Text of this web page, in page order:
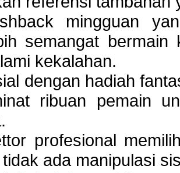
mingguan
semangat bermain
kekalahan.
dengan hadiah
ribuan pemain
profesional
ada manipulasi